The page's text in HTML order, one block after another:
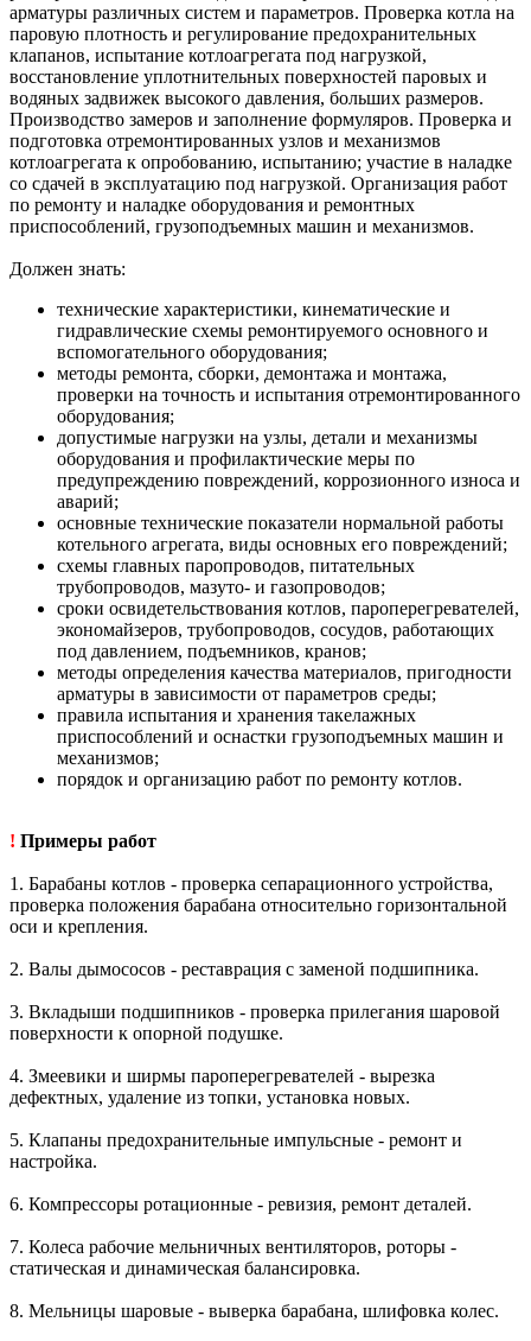
арматуры различных систем и параметров. Проверка котла на
паровую плотность и регулирование предохранительных
клапанов, испытание котлоагрегата под нагрузкой,
восстановление уплотнительных поверхностей паровых и
водяных задвижек высокого давления, больших размеров.
Производство замеров и заполнение формуляров. Проверка и
подготовка отремонтированных узлов и механизмов
котлоагрегата к опробованию, испытанию; участие в наладке
со сдачей в эксплуатацию под нагрузкой. Организация работ
по ремонту и наладке оборудования и ремонтных
приспособлений, грузоподъемных машин и механизмов.
Должен знать:
технические характеристики, кинематические и
гидравлические схемы ремонтируемого основного и
вспомогательного оборудования;
методы ремонта, сборки, демонтажа и монтажа,
проверки на точность и испытания отремонтированного
оборудования;
допустимые нагрузки на узлы, детали и механизмы
оборудования и профилактические меры по
предупреждению повреждений, коррозионного износа и
аварий;
основные технические показатели нормальной работы
котельного агрегата, виды основных его повреждений;
схемы главных паропроводов, питательных
трубопроводов, мазуто- и газопроводов;
сроки освидетельствования котлов, пароперегревателей,
экономайзеров, трубопроводов, сосудов, работающих
под давлением, подъемников, кранов;
методы определения качества материалов, пригодности
арматуры в зависимости от параметров среды;
правила испытания и хранения такелажных
приспособлений и оснастки грузоподъемных машин и
механизмов;
порядок и организацию работ по ремонту котлов.
! Примеры работ
1. Барабаны котлов - проверка сепарационного устройства,
проверка положения барабана относительно горизонтальной
оси и крепления.
2. Валы дымососов - реставрация с заменой подшипника.
3. Вкладыши подшипников - проверка прилегания шаровой
поверхности к опорной подушке.
4. Змеевики и ширмы пароперегревателей - вырезка
дефектных, удаление из топки, установка новых.
5. Клапаны предохранительные импульсные - ремонт и
настройка.
6. Компрессоры ротационные - ревизия, ремонт деталей.
7. Колеса рабочие мельничных вентиляторов, роторы -
статическая и динамическая балансировка.
8. Мельницы шаровые - выверка барабана, шлифовка колес.